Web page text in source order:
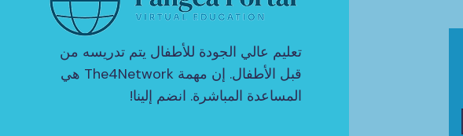
تعليم عالي الجودة للأطفال يتم تدريسه من
قبل الأطفال. إن مهمة The4Network هي
المساعدة المباشرة. انضم إلينا!